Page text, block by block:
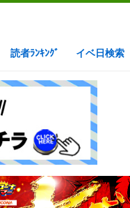
読者ﾗﾝｷﾝｸﾞ イベ日検索